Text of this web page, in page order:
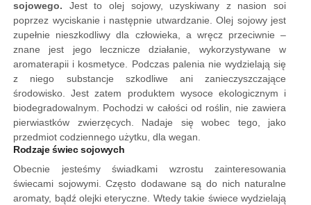
sojowego. Jest to olej sojowy, uzyskiwany z nasion soi
poprzez wyciskanie i następnie utwardzanie. Olej sojowy jest
zupełnie nieszkodliwy dla człowieka, a wręcz przeciwnie –
znane jest jego lecznicze działanie, wykorzystywane w
aromaterapii i kosmetyce. Podczas palenia nie wydzielają się
z niego substancje szkodliwe ani zanieczyszczające
środowisko. Jest zatem produktem wysoce ekologicznym i
biodegradowalnym. Pochodzi w całości od roślin, nie zawiera
pierwiastków zwierzęcych. Nadaje się wobec tego, jako
przedmiot codziennego użytku, dla wegan.
Rodzaje świec sojowych
Obecnie jesteśmy świadkami wzrostu zainteresowania
świecami sojowymi. Często dodawane są do nich naturalne
aromaty, bądź olejki eteryczne. Wtedy takie świece wydzielają